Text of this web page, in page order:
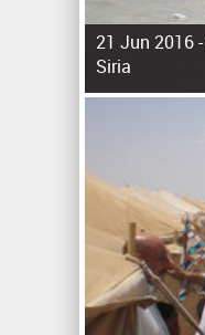
21 Jun 2016 -
Siria
g
s